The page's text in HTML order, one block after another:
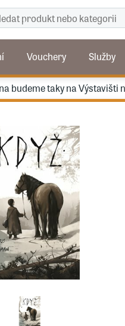
budeme taky na
Vouchery Služby